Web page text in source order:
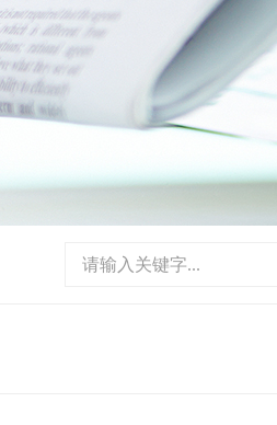
请输入关键字...